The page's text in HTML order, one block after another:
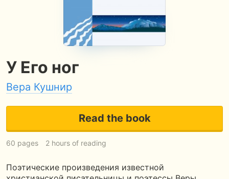
У Его ног
Вера Кушнир
Read the book
60 pages 2 hours of reading
Поэтические произведения известной